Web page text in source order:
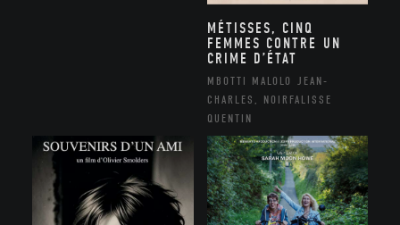
MÉTISSES, CINQ
FEMMES CONTRE UN
CRIME D’ÉTAT
MBOTTI MALOLO JEAN-
CHARLES, NOIRFALISSE
QUENTIN